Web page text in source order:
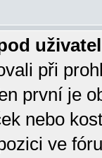
při
první je
nebo
ve